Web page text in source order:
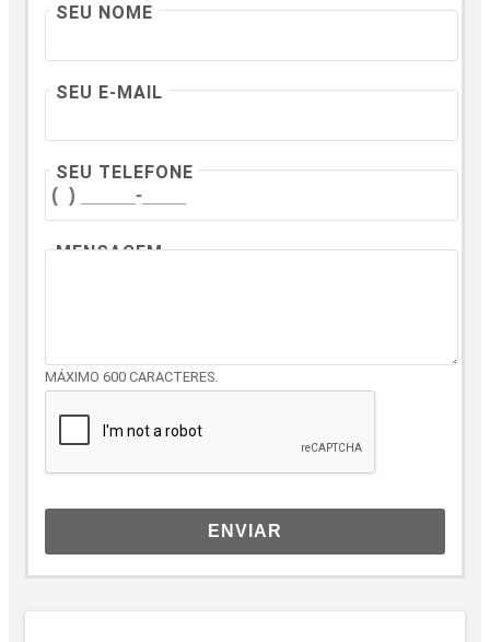
SEU NOME
SEU E-MAIL
SEU TELEFONE
MENSAGEM
MÁXIMO 600 CARACTERES.
ENVIAR